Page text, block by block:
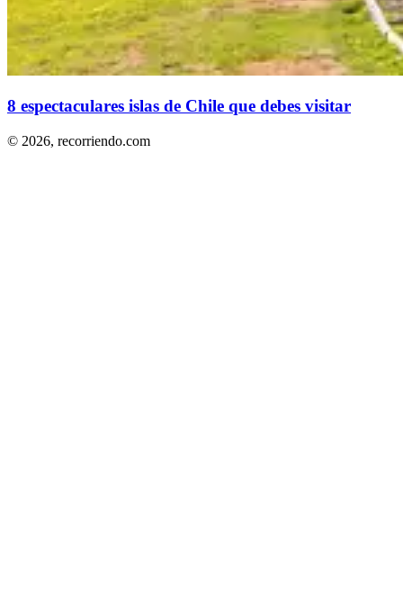
8 espectaculares islas de Chile que debes visitar
© 2026, recorriendo.com